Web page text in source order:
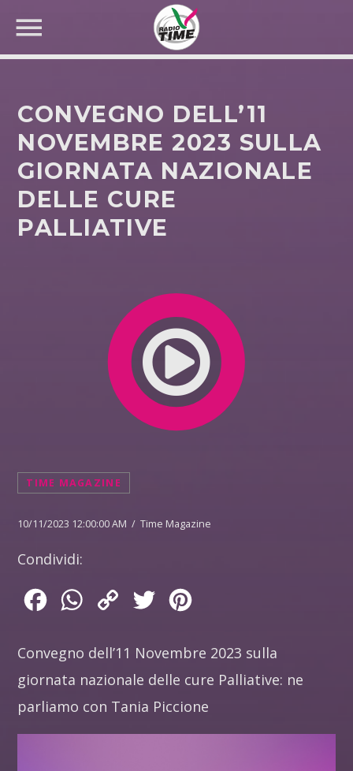
CERCA NEL SITO WEB:
CONVEGNO DELL’11
NOVEMBRE 2023 SULLA
GIORNATA NAZIONALE
DELLE CURE
PALLIATIVE
TIME MAGAZINE
10/11/2023 12:00:00 AM / Time Magazine
Condividi:
FacebookWhatsApp
Copy
Twitter
Convegno dell’11 Novembre 2023 sulla
giornata nazionale delle cure Palliative: ne
parliamo con Tania Piccione